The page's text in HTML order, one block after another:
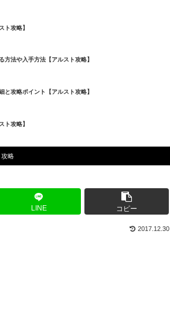
ト攻略】
方法や入手方法【アルスト攻略】
と攻略ポイント【アルスト攻略】
ト攻略】
攻略
LINE コピー
2017.12.30